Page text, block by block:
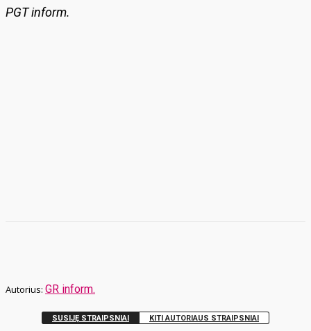
PGT inform.
GR inform.
SUSIJĘ STRAIPSNIAI KITI AUTORIAUS STRAIPSNIAI